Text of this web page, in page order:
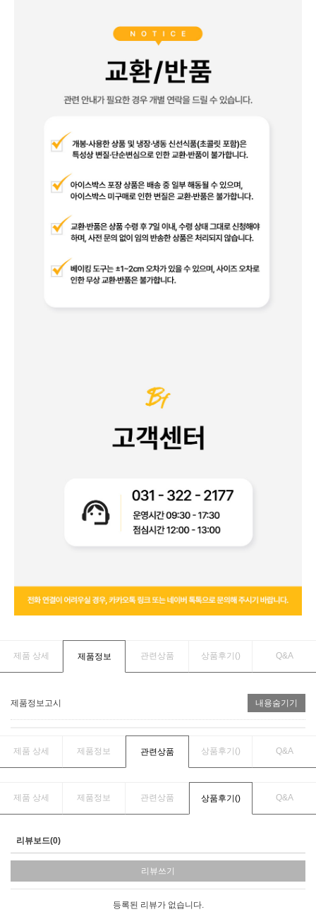
제품 상세 제품정보 관련상품 상품후기() Q&A
제품정보고시 내용숨기기
제품 상세 제품정보 관련상품 상품후기() Q&A
제품 상세 제품정보 관련상품 상품후기() Q&A
리뷰보드(0)
리뷰쓰기
등록된 리뷰가 없습니다.